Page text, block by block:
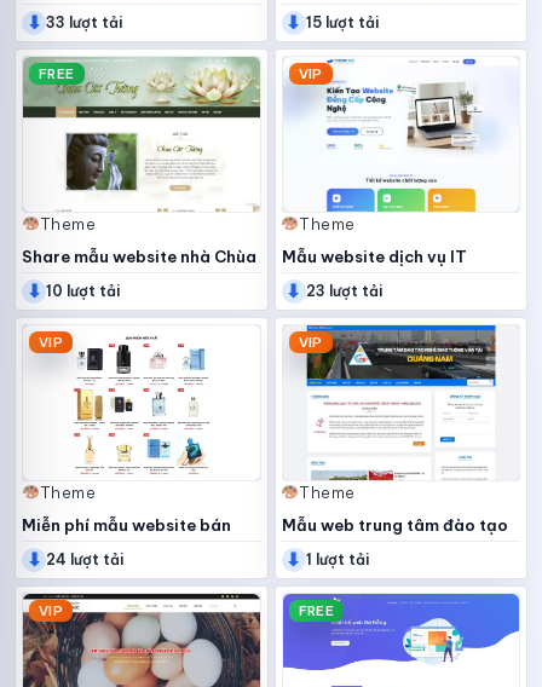
nhân
⬇ 33 lượt tải ⬇ 15 lượt tải
FREE
Theme
Share mẫu website nhà Chùa
⬇ 10 lượt tải
VIP
Theme
Mẫu website dịch vụ IT
⬇ 23 lượt tải
VIP
Theme
Miễn phí mẫu website bán
hàng
⬇ 24 lượt tải
VIP
Theme
Mẫu web trung tâm đào tạo
lái xe
⬇ 1 lượt tải
VIP FREE